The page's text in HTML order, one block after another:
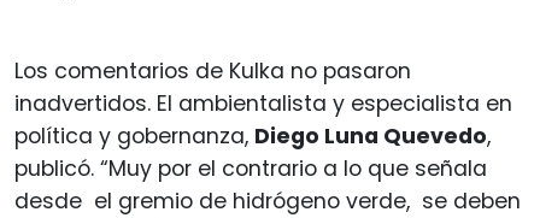
Los comentarios de Kulka no pasaron
inadvertidos. El ambientalista y especialista en
política y gobernanza, Diego Luna Quevedo,
publicó. “Muy por el contrario a lo que señala
desde el gremio de hidrógeno verde, se deben